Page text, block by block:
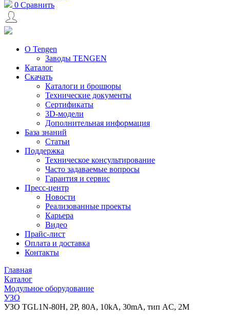
0 Сравнить
О Tengen
Заводы TENGEN
Каталог
Скачать
Каталоги и брошюры
Технические документы
Сертификаты
3D-модели
Дополнительная информация
База знаний
Статьи
Поддержка
Техническое консультирование
Часто задаваемые вопросы
Гарантия и сервис
Пресс-центр
Новости
Реализованные проекты
Карьера
Видео
Прайс-лист
Оплата и доставка
Контакты
Главная
Каталог
Модульное оборудование
УЗО
УЗО TGL1N-80H, 2P, 80A, 10kA, 30mA, тип AC, 2M